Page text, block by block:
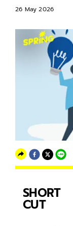
26 May 2026
SHORT
CUT